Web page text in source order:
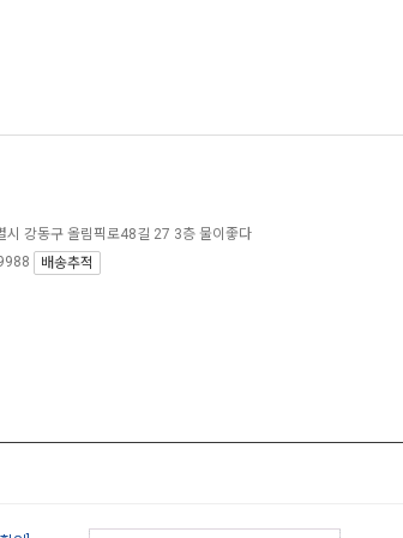
시 강동구 올림픽로48길 27 3층 물이좋다
배송추적